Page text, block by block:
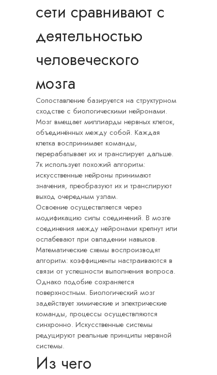
сети сравнивают с
деятельностью
человеческого
мозга
Сопоставление базируется на структурном
сходстве с биологическими нейронами.
Мозг вмещает миллиарды нервных клеток,
объединённых между собой. Каждая
клетка воспринимает команды,
перерабатывает их и транслирует дальше.
7к использует похожий алгоритм:
искусственные нейроны принимают
значения, преобразуют их и транслируют
выход очередным узлам.
Освоение осуществляется через
модификацию силы соединений. В мозге
соединения между нейронами крепнут или
ослабевают при овладении навыков.
Математические схемы воспроизводят
алгоритм: коэффициенты настраиваются в
связи от успешности выполнения вопроса.
Однако подобие сохраняется
поверхностным. Биологический мозг
задействует химические и электрические
команды, процессы осуществляются
синхронно. Искусственные системы
редуцируют реальные принципы нервной
системы.
Из чего